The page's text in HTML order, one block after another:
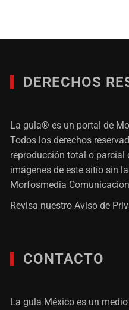
DERECHOS
La gula® es un portal de
Todos los derechos
reproducción total o parcial
imágenes de este sitio sin
Morfosmedia
Revisa nuestroAviso de
CONTACTO
La gula México es un